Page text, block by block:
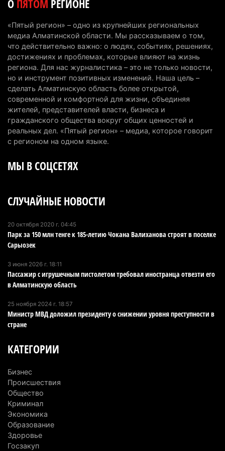
Онкопациентов в Алматинской области лечат в
морских контейнерах
7 августа 2026 г. 11:24 201
В Талгарском районе загорелись строительные
отходы: пожар охватил 300 квадратных метров
карьера
7 августа 2026 г. 09:52
Жители Алматы и Алматинской области смогут
увидеть долги своего дома в квитанциях за свет
В Алматинской области отменили приговор за
последнее слово
Проезд по БАКАД резко подорожал: в
Алматинской области начали действовать новые
тарифы
6 августа 2026 г. 14:36 246
сборы в Алматинскую область
6 августа 2026 г. 12:12
Первый раз с ИИ в первый класс: казахстанских
первоклассников начнут учить искусственному
интеллекту
6 августа 2026 г. 10:47
Казахстанцы назвали доход, при котором не
считают себя бедными
6 августа 2026 г. 09:52
ОПЯТОМ РЕГИОНЕ
«Пятый регион» – одно из крупнейших региональных
медиа Алматинской области. Мы рассказываем о том,
что действительно важно: о людях, событиях, решениях,
достижениях и проблемах, которые влияют на жизнь
региона. Для нас журналистика – это не только новости,
но и инструмент позитивных изменений. Наша цель –
сделать Алматинскую область более открытой,
современной и комфортной для жизни, объединяя
жителей, представителей власти, бизнеса и
гражданского общества вокруг общих ценностей и
реальных дел. «Пятый регион» – медиа, которое говорит
с регионом на одном языке.
МЫ В СОЦСЕТЯХ
СЛУЧАЙНЫЕ НОВОСТИ
20 октября 2020 г. 04:45
Парк за 150 млн тенге к 185-летию Чокана Валиханова строят в поселке
Сарыозек
3 июня 2026 г. 18:11
Пассажир с игрушечным пистолетом требовал иностранца отвезти его
в Алматинскую область
25 ноября 2024 г. 18:57
Министр МВД доложил президенту о снижении уровня преступности в
стране
КАТЕГОРИИ
Бизнес
Происшествия
Общество
Криминал
Экономика
Образование
Здоровье
Госзакуп